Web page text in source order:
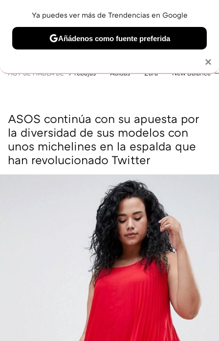
BELLEZA SHOPPING VIAJES GASTRO SNEAKERS
HOY SE HABLA DE rebajas Adidas Zara New Balance
ASOS continúa con su apuesta por
la diversidad de sus modelos con
unos michelines en la espalda que
han revolucionado Twitter
×
Ya puedes ver más de Trendencias en Google
Añádenos como fuente preferida